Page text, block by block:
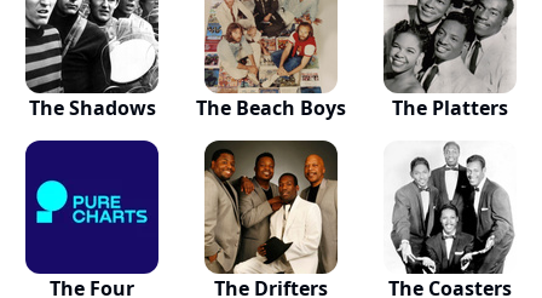
The Shadows The Beach Boys The Platters
The Four The Drifters The Coasters